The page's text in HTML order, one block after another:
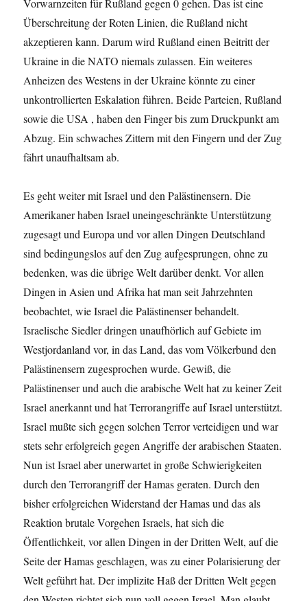
Vorwarnzeiten für Rußland gegen 0 gehen. Das ist eine
Überschreitung der Roten Linien, die Rußland nicht
akzeptieren kann. Darum wird Rußland einen Beitritt der
Ukraine in die NATO niemals zulassen. Ein weiteres
Anheizen des Westens in der Ukraine könnte zu einer
unkontrollierten Eskalation führen. Beide Parteien, Rußland
sowie die USA , haben den Finger bis zum Druckpunkt am
Abzug. Ein schwaches Zittern mit den Fingern und der Zug
fährt unaufhaltsam ab.
Es geht weiter mit Israel und den Palästinensern. Die
Amerikaner haben Israel uneingeschränkte Unterstützung
zugesagt und Europa und vor allen Dingen Deutschland
sind bedingungslos auf den Zug aufgesprungen, ohne zu
bedenken, was die übrige Welt darüber denkt. Vor allen
Dingen in Asien und Afrika hat man seit Jahrzehnten
beobachtet, wie Israel die Palästinenser behandelt.
Israelische Siedler dringen unaufhörlich auf Gebiete im
Westjordanland vor, in das Land, das vom Völkerbund den
Palästinensern zugesprochen wurde. Gewiß, die
Palästinenser und auch die arabische Welt hat zu keiner Zeit
Israel anerkannt und hat Terrorangriffe auf Israel unterstützt.
Israel mußte sich gegen solchen Terror verteidigen und war
stets sehr erfolgreich gegen Angriffe der arabischen Staaten.
Nun ist Israel aber unerwartet in große Schwierigkeiten
durch den Terrorangriff der Hamas geraten. Durch den
bisher erfolgreichen Widerstand der Hamas und das als
Reaktion brutale Vorgehen Israels, hat sich die
Öffentlichkeit, vor allen Dingen in der Dritten Welt, auf die
Seite der Hamas geschlagen, was zu einer Polarisierung der
Welt geführt hat. Der implizite Haß der Dritten Welt gegen